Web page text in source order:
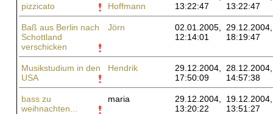
pizzicato
Hoffmann
13:22:47
13:22:47
Baß aus Berlin nach
Schottland
verschicken
Jörn
02.01.2005,
12:14:01
29.12.2004,
18:19:47
Musikstudium in den
USA
Hendrik
29.12.2004,
17:50:09
28.12.2004,
14:57:38
bass zu
weihnachten...
maria
29.12.2004,
13:20:22
19.12.2004,
13:51:27